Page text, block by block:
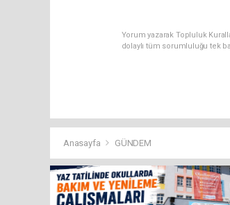
Yorum yazarak Topluluk
dolaylı tüm sorumluluğu tek
Anasayfa GÜNDEM